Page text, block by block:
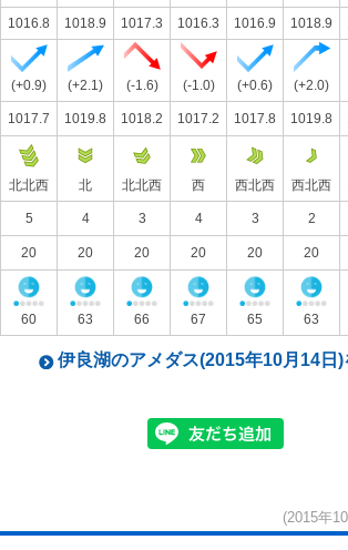
1016.8 1018.9 1017.3 1016.3 1016.9 1018.9
(+0.9) (+2.1) (-1.6) (-1.0) (+0.6) (+2.0)
1017.7 1019.8 1018.2 1017.2 1017.8 1019.8
北北西 北 北北西 西 西北西 西北西
5 4 3 4 3 2
20 20 20 20 20 20
60 63 66 67 65 63
伊良湖のアメダス(2015年10月14日)
(2015年